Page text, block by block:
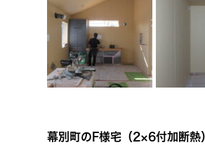
幕別町のF様宅（2×6付加断熱